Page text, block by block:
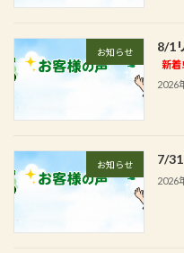
お知らせ 8/1
新
2026
お知らせ 7/
2026